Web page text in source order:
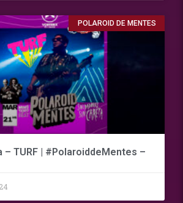
POLAROID DE MENTES
– TURF | #PolaroiddeMentes –